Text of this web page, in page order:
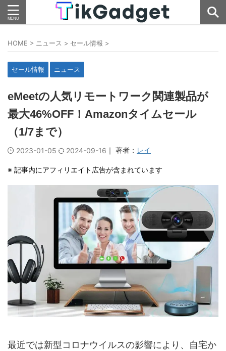
HOME > ニュース > セール情報 >
セール情報 ニュース
eMeetの人気リモートワーク関連製品が
最大46%OFF！Amazonタイムセール
（1/7まで）
2023-01-05 2024-09-16 ｜ 著者： レイ
※ 記事内にアフィリエイト広告が含まれています
最近では新型コロナウイルスの影響により、自宅か